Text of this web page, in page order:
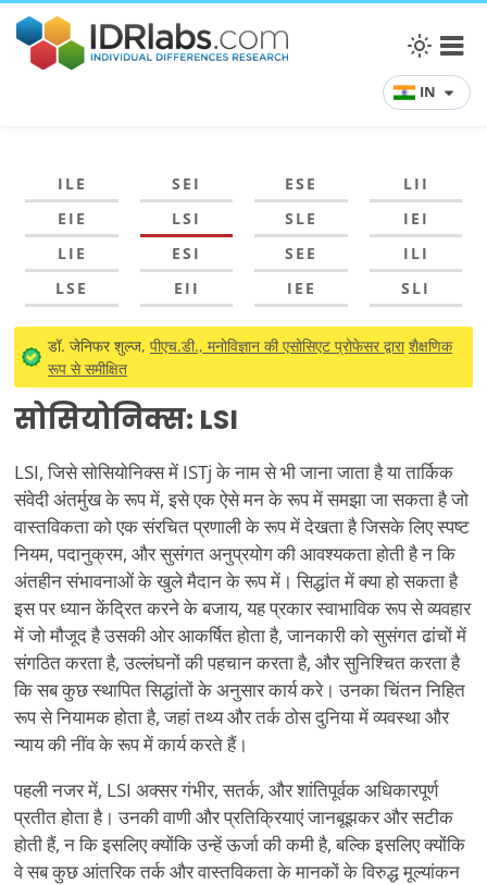
IN
ILE SEI ESE
LII
EIE
LSI SLE
IEI
LIE
ESI SEE
ILI
LSE
EII IEE SLI
डॉ. जेनिफर शुल्ज, पीएच.डी., मनोविज्ञान की एसोसिएट प्रोफेसर द्वारा शैक्षणिक
रूप से समीक्षित
सोसियोनिक्स: LSI
LSI, जिसे सोसियोनिक्स में ISTj के नाम से भी जाना जाता है या तार्किक
संवेदी अंतर्मुख के रूप में, इसे एक ऐसे मन के रूप में समझा जा सकता है जो
वास्तविकता को एक संरचित प्रणाली के रूप में देखता है जिसके लिए स्पष्ट
नियम, पदानुक्रम, और सुसंगत अनुप्रयोग की आवश्यकता होती है न कि
अंतहीन संभावनाओं के खुले मैदान के रूप में। सिद्धांत में क्या हो सकता है
इस पर ध्यान केंद्रित करने के बजाय, यह प्रकार स्वाभाविक रूप से व्यवहार
में जो मौजूद है उसकी ओर आकर्षित होता है, जानकारी को सुसंगत ढांचों में
संगठित करता है, उल्लंघनों की पहचान करता है, और सुनिश्चित करता है
कि सब कुछ स्थापित सिद्धांतों के अनुसार कार्य करे। उनका चिंतन निहित
रूप से नियामक होता है, जहां तथ्य और तर्क ठोस दुनिया में व्यवस्था और
न्याय की नींव के रूप में कार्य करते हैं।
पहली नजर में, LSI अक्सर गंभीर, सतर्क, और शांतिपूर्वक अधिकारपूर्ण
प्रतीत होता है। उनकी वाणी और प्रतिक्रियाएं जानबूझकर और सटीक
होती हैं, न कि इसलिए क्योंकि उन्हें ऊर्जा की कमी है, बल्कि इसलिए क्योंकि
वे सब कुछ आंतरिक तर्क और वास्तविकता के मानकों के विरुद्ध मूल्यांकन